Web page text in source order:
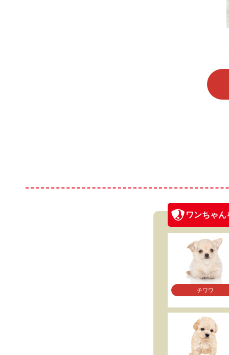
ワンちゃん
チワワ